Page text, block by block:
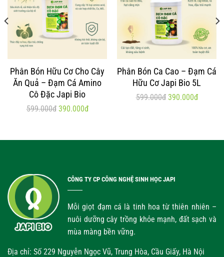
Phân Bón Hữu Cơ Cho Cây
Ăn Quả – Đạm Cá Amino
Cô Đặc Japi Bio
599.000đ390.000đ
Phân Bón Ca Cao – Đạm Cá
Hữu Cơ Japi Bio 5L
599.000đ390.000đ
CÔNG TY CP CÔNG NGHỆ SINH HỌC JAPI
Mỗi giọt đạm cá là tinh hoa từ thiên nhiên –
nuôi dưỡng cây trồng khỏe mạnh, đất sạch và
mùa màng bền vững.
Địa chỉ: Số 229 Nguyễn Ngọc Vũ, Trung Hòa, Cầu Giấy, Hà Nội